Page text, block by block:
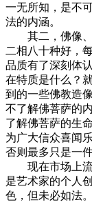
一无所知，是不
法的内涵。
其二，佛像、
二相八十种好，
品质有了深刻体
在特质是什么？
到的一些佛教造
不了解佛菩萨的
了解佛菩萨的生
为广大信众喜闻
否则最多只是一
现在市场上流
是艺术家的个人
色，但未必如法